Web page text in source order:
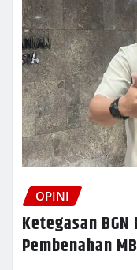
OPINI
Ketegasan
Pembenahan